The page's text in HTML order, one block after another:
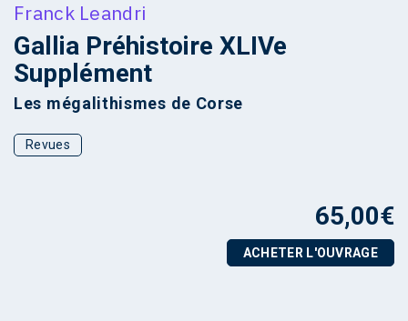
Franck Leandri
Gallia Préhistoire XLIVe
Supplément
Les mégalithismes de Corse
Revues
65,00€
ACHETER L'OUVRAGE